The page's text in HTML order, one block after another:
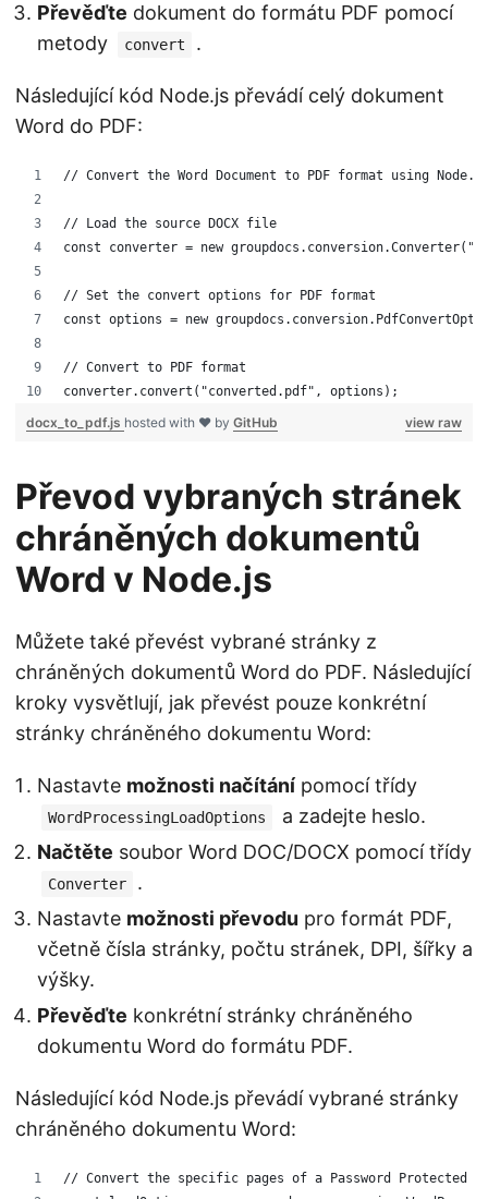
Převěďte dokument do formátu PDF pomocí
metody
convert .
Následující kód Node.js převádí celý dokument
Word do PDF:
// Convert the Word Document to PDF format using
// Load the source DOCX file
const converter = new
// Set the convert options for PDF format
const options = new
// Convert to PDF format
converter.convert("converted.pdf", options);
view raw
docx_to_pdf.js hosted with ❤ by GitHub
Převod vybraných stránek
chráněných dokumentů
Word v Node.js
Můžete také převést vybrané stránky z
chráněných dokumentů Word do PDF. Následující
kroky vysvětlují, jak převést pouze konkrétní
stránky chráněného dokumentu Word:
Nastavte možnosti načítání pomocí třídy
WordProcessingLoadOptions
a zadejte heslo.
Načtěte soubor Word DOC/DOCX pomocí třídy
Converter
.
Nastavte možnosti převodu pro formát PDF,
včetně čísla stránky, počtu stránek, DPI, šířky a
výšky.
Převěďte konkrétní stránky chráněného
dokumentu Word do formátu PDF.
Následující kód Node.js převádí vybrané stránky
chráněného dokumentu Word:
// Convert the specific pages of a Password Protected